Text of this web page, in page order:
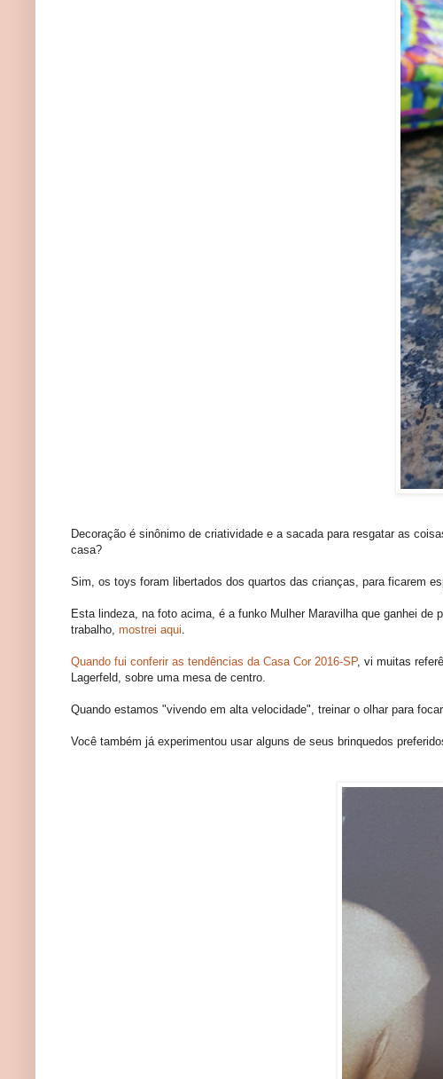
Decoração é sinônimo de criatividade e a sacada para resgatar as
casa?
Sim, os toys foram libertados dos quartos das crianças, para ficarem
Esta lindeza, na foto acima, é a funko Mulher Maravilha que ganhei de
trabalho, mostrei aqui.
Quando fui conferir as tendências da Casa Cor 2016-SP, vi muitas
Lagerfeld, sobre uma mesa de centro.
Quando estamos "vivendo em alta velocidade", treinar o olhar para
Você também já experimentou usar alguns de seus brinquedos